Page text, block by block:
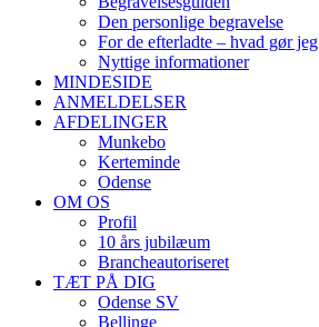
Den personlige begravelse
For de efterladte – hvad gør jeg
Nyttige informationer
MINDESIDE
ANMELDELSER
AFDELINGER
Munkebo
Kerteminde
Odense
OM OS
Profil
10 års jubilæum
Brancheautoriseret
TÆT PÅ DIG
Odense SV
Bellinge